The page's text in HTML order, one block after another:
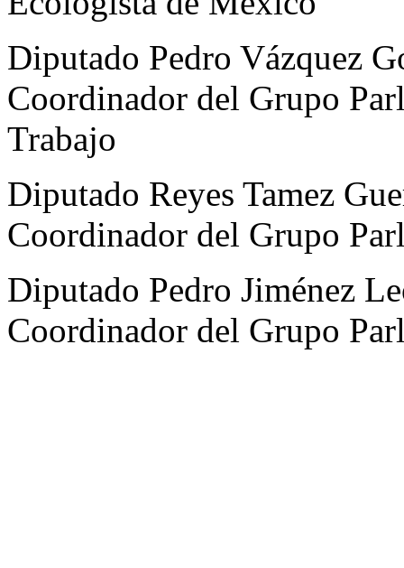
Diputado Pedro Vázquez
Coordinador del Grupo
Trabajo
Diputado Reyes Tamez
Coordinador del Grupo
Diputado Pedro Jiménez
Coordinador del Grupo